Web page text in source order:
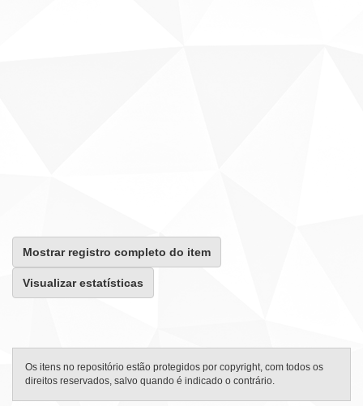
Mostrar registro completo do item
Visualizar estatísticas
Os itens no repositório estão protegidos por copyright, com todos os
direitos reservados, salvo quando é indicado o contrário.